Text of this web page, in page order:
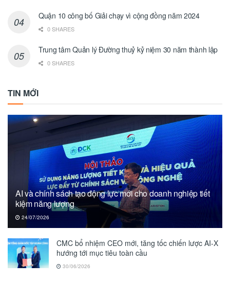
Quận 10 công bố Giải chạy vì cộng đồng năm 2024
0 SHARES
Trung tâm Quản lý Đường thuỷ kỷ niệm 30 năm thành lập
0 SHARES
TIN MỚI
AI và chính sách tạo động lực mới cho doanh nghiệp tiết
kiệm năng lượng
24/07/2026
CMC bổ nhiệm CEO mới, tăng tốc chiến lược AI-X
hướng tới mục tiêu toàn cầu
30/06/2026